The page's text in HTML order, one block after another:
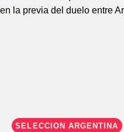
SELECCIÓN ARGENTINA